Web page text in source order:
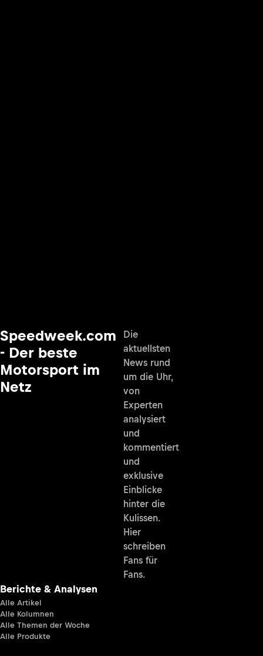
Speedweek.com
- Der beste
Motorsport im
Netz
Die
aktuellsten
News rund
um die Uhr,
von
Experten
analysiert
und
kommentiert
und
exklusive
Einblicke
hinter die
Kulissen.
Hier
schreiben
Fans für
Fans.
Berichte & Analysen
Alle Artikel
Alle Kolumnen
Alle Themen der Woche
Alle Produkte